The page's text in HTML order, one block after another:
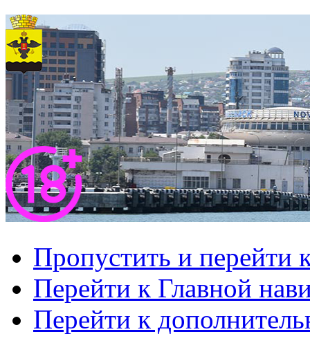
Пропустить и перейти
Перейти к Главной
Перейти к